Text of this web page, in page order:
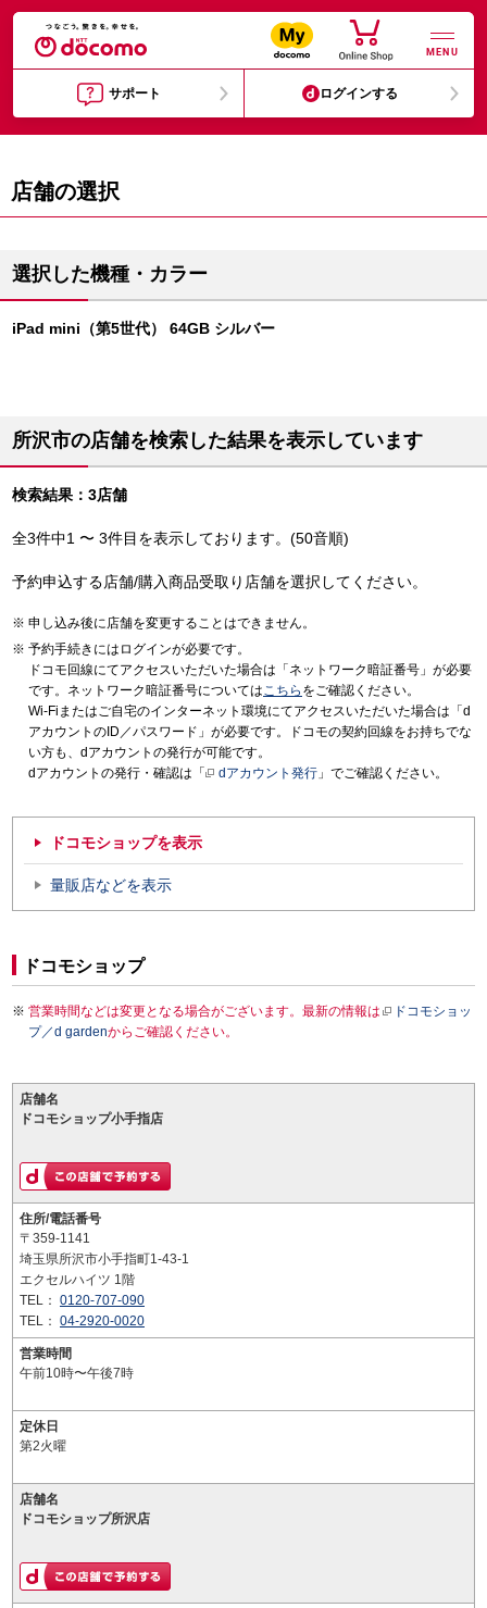
MENU
サポート ログインする
店舗の選択
選択した機種・カラー
iPad mini（第5世代） 64GB シルバー
所沢市の店舗を検索した結果を表示しています
検索結果：3店舗
全3件中1 〜 3件目を表示しております。(50音順)
予約申込する店舗/購入商品受取り店舗を選択してください。
申し込み後に店舗を変更することはできません。
予約手続きにはログインが必要です。
ドコモ回線にてアクセスいただいた場合は「ネットワーク暗証番号」が必要
です。ネットワーク暗証番号についてはこちら をご確認ください。
Wi-Fiまたはご自宅のインターネット環境にてアクセスいただいた場合は「d
アカウントのID／パスワード」が必要です。ドコモの契約回線をお持ちでな
い方も、dアカウントの発行が可能です。
dアカウントの発行・確認は「
dアカウント発行 」でご確認ください。
ドコモショップを表示
量販店などを表示
ドコモショップ
営業時間などは変更となる場合がございます。最新の情報は
ドコモショッ
プ／d gardenからご確認ください。
店舗名
ドコモショップ小手指店
住所/電話番号
〒359-1141
埼玉県所沢市小手指町1-43-1
エクセルハイツ 1階
TEL： 0120-707-090
TEL： 04-2920-0020
営業時間
午前10時〜午後7時
定休日
第2火曜
店舗名
ドコモショップ所沢店